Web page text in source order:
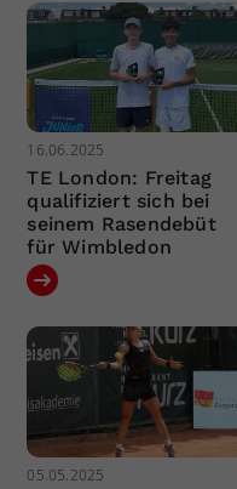
16.06.2025
TE London: Freitag
qualifiziert sich bei
seinem Rasendebüt
für Wimbledon
05.05.2025